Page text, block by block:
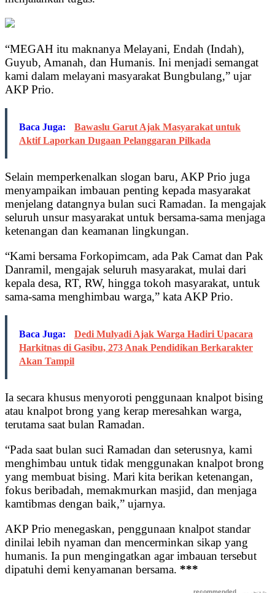
“MEGAH itu maknanya Melayani, Endah (Indah),
Guyub, Amanah, dan Humanis. Ini menjadi semangat
kami dalam melayani masyarakat Bungbulang,” ujar
AKP Prio.
Baca Juga:
Bawaslu Garut Ajak Masyarakat untuk
Aktif Laporkan Dugaan Pelanggaran Pilkada
Selain memperkenalkan slogan baru, AKP Prio juga
menyampaikan imbauan penting kepada masyarakat
menjelang datangnya bulan suci Ramadan. Ia mengajak
seluruh unsur masyarakat untuk bersama-sama menjaga
ketenangan dan keamanan lingkungan.
“Kami bersama Forkopimcam, ada Pak Camat dan Pak
Danramil, mengajak seluruh masyarakat, mulai dari
kepala desa, RT, RW, hingga tokoh masyarakat, untuk
sama-sama menghimbau warga,” kata AKP Prio.
Baca Juga:
Dedi Mulyadi Ajak Warga Hadiri Upacara
Harkitnas di Gasibu, 273 Anak Pendidikan Berkarakter
Akan Tampil
Ia secara khusus menyoroti penggunaan knalpot bising
atau knalpot brong yang kerap meresahkan warga,
terutama saat bulan Ramadan.
“Pada saat bulan suci Ramadan dan seterusnya, kami
menghimbau untuk tidak menggunakan knalpot brong
yang membuat bising. Mari kita berikan ketenangan,
fokus beribadah, memakmurkan masjid, dan menjaga
kamtibmas dengan baik,” ujarnya.
AKP Prio menegaskan, penggunaan knalpot standar
dinilai lebih nyaman dan mencerminkan sikap yang
humanis. Ia pun mengingatkan agar imbauan tersebut
dipatuhi demi kenyamanan bersama. ***